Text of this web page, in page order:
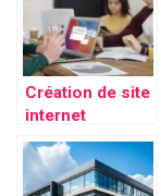
pour les
professionnels
Création de site
internet
professionnel :
Guide suisse
2026